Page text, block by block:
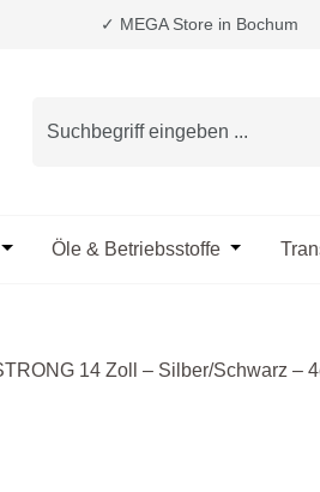
✓ MEGA Store in Bochum
Öffne oder Schließe das Dropdown
Öle & Betriebsstoffe Öffne